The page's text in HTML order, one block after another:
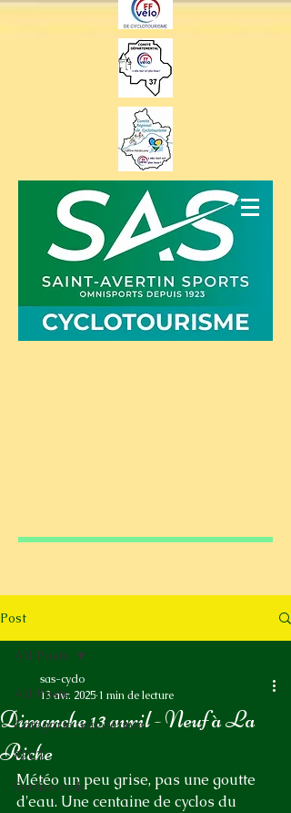
Post
All Posts
Catégorie non définie
FFCT
Sorties club
All Posts
Dimanche 13 avril - Neuf à La
Riche
sas-cyclo
13 avr. 2025 1 min de lecture
Météo un peu grise, pas une goutte
d'eau. Une centaine de cyclos du